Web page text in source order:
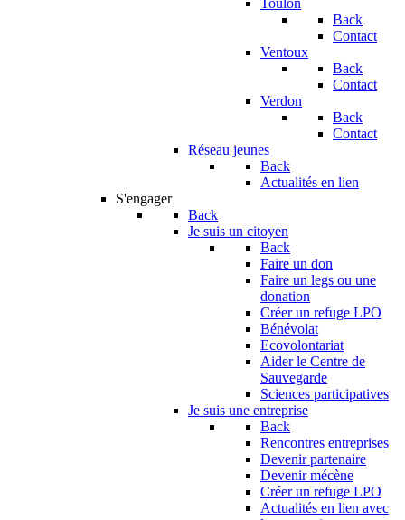
Toulon
Back
Contact
Ventoux
Back
Contact
Verdon
Back
Contact
Réseau jeunes
Back
Actualités en lien
S'engager
Back
Je suis un citoyen
Back
Faire un don
Faire un legs ou une
donation
Créer un refuge LPO
Bénévolat
Ecovolontariat
Aider le Centre de
Sauvegarde
Sciences participatives
Je suis une entreprise
Back
Rencontres entreprises
Devenir partenaire
Devenir mécène
Créer un refuge LPO
Actualités en lien avec